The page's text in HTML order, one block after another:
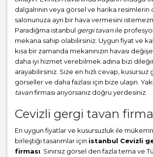
dalgalrının veya görsel ve harika resimlerin
salonunuza ayrı bir hava vermesini
Paradiğma istanbul gergi tavan ile
mekana sahip olabilirsiniz. Uygun fiyat ve
kısa bir zamanda mekanınızın havası
daha iyi hizmet verebilmek adına bizi
arayabilirsiniz. Size en hızlı cevap,
görseller ve daha fazlası için bize ulaşın.
tavanfirması arıyorsanız doğru yerdesiniz.
Cevizli gergi tavan
En uygun fiyatlar ve kusursuzluk ile
birleştiği tasarımlar için istanbul Cevizli
firması . Sınırsız görsel den fazla tema ve